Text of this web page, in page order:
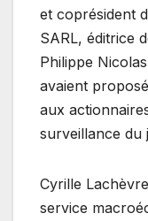
et coprésident
SARL, éditrice
Philippe
avaient
aux
surveillance du
Cyrille
service